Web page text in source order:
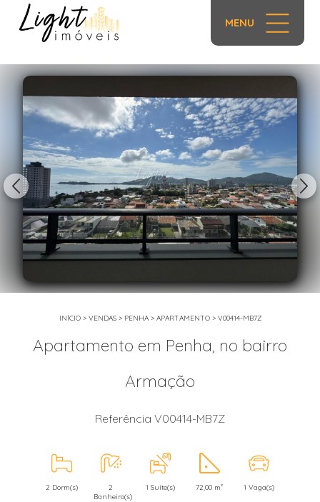
MENU
INÍCIO> VENDAS> PENHA> APARTAMENTO> V00414-MB7Z
Apartamento em Penha, no bairro
Armação
Referência V00414-MB7Z
2 Dorm(s)
2
Banheiro(s)
1 Suíte(s) 72,00 m² 1 Vaga(s)